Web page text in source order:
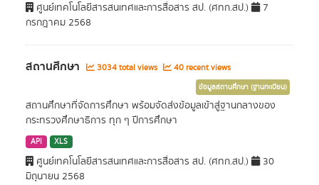
ศูนย์เทคโนโลยีสารสนเทศและการสื่อสาร สป. (ศทก.สป.)
7
กรกฎาคม 2568
สถานศึกษา 3034 total views 40 recent views
ข้อมูลสถานศึกษา (ฐานทะเบียน)
สถานศึกษาที่จัดการศึกษา พร้อมจัดส่งข้อมูลเข้าสู่ฐานกลางของ
กระทรวงศึกษาธิการ ทุก ๆ ปีการศึกษา
API XLS
ศูนย์เทคโนโลยีสารสนเทศและการสื่อสาร สป. (ศทก.สป.)
30
มิถุนายน 2568